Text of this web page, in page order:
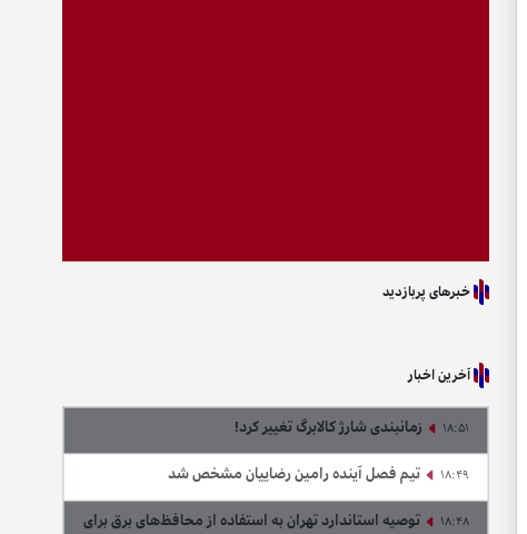
خبرهای پربازدید
آخرین اخبار
18:51 زمانبندی شارژ کالابرگ تغییر کرد!
18:49 تیم فصل آینده رامین رضاییان مشخص شد
18:48
توصیه استاندارد تهران به استفاده از محافظ‌های برق برای